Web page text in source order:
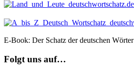
E-Book: Der Schatz der deutschen Wörter
Folgt uns auf…